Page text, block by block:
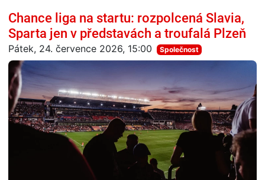
Chance liga na startu: rozpolcená Slavia,
Sparta jen v představách a troufalá Plzeň
Pátek, 24. července 2026, 15:00 Společnost